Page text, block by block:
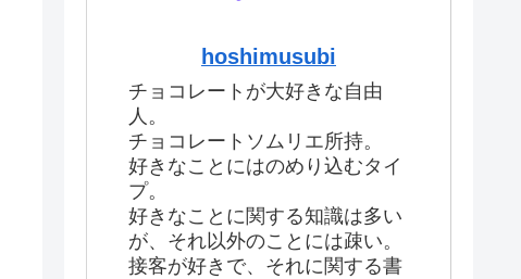
hoshimusubi
チョコレートが大好きな自由
人。
チョコレートソムリエ所持。
好きなことにはのめり込むタイ
プ。
好きなことに関する知識は多い
が、それ以外のことには疎い。
接客が好きで、それに関する書